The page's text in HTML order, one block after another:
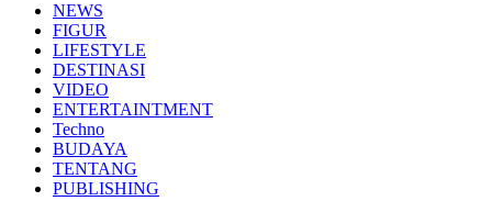
NEWS
FIGUR
LIFESTYLE
DESTINASI
VIDEO
ENTERTAINTMENT
Techno
BUDAYA
TENTANG
PUBLISHING